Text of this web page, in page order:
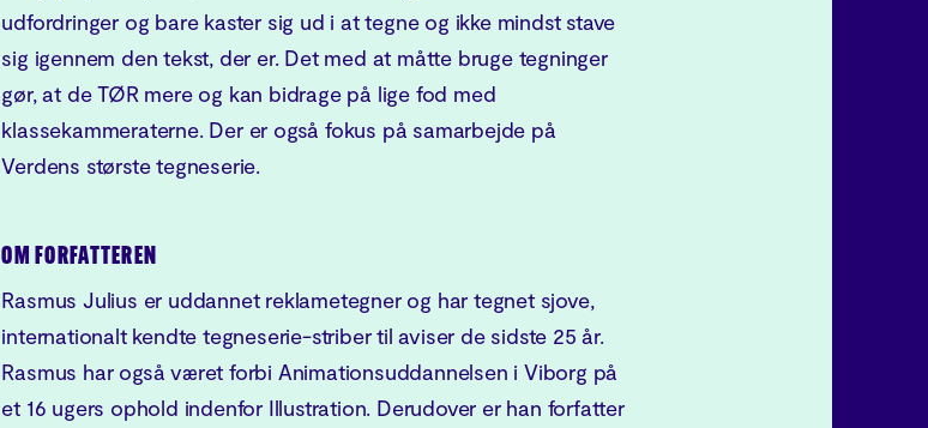
udfordringer og bare kaster sig ud i at tegne og ikke mindst stave
sig igennem den tekst, der er. Det med at måtte bruge tegninger
gør, at de TØR mere og kan bidrage på lige fod med
klassekammeraterne. Der er også fokus på samarbejde på
Verdens største tegneserie.
OM FORFATTEREN
Rasmus Julius er uddannet reklametegner og har tegnet sjove,
internationalt kendte tegneserie-striber til aviser de sidste 25 år.
Rasmus har også været forbi Animationsuddannelsen i Viborg på
et 16 ugers ophold indenfor Illustration. Derudover er han forfatter